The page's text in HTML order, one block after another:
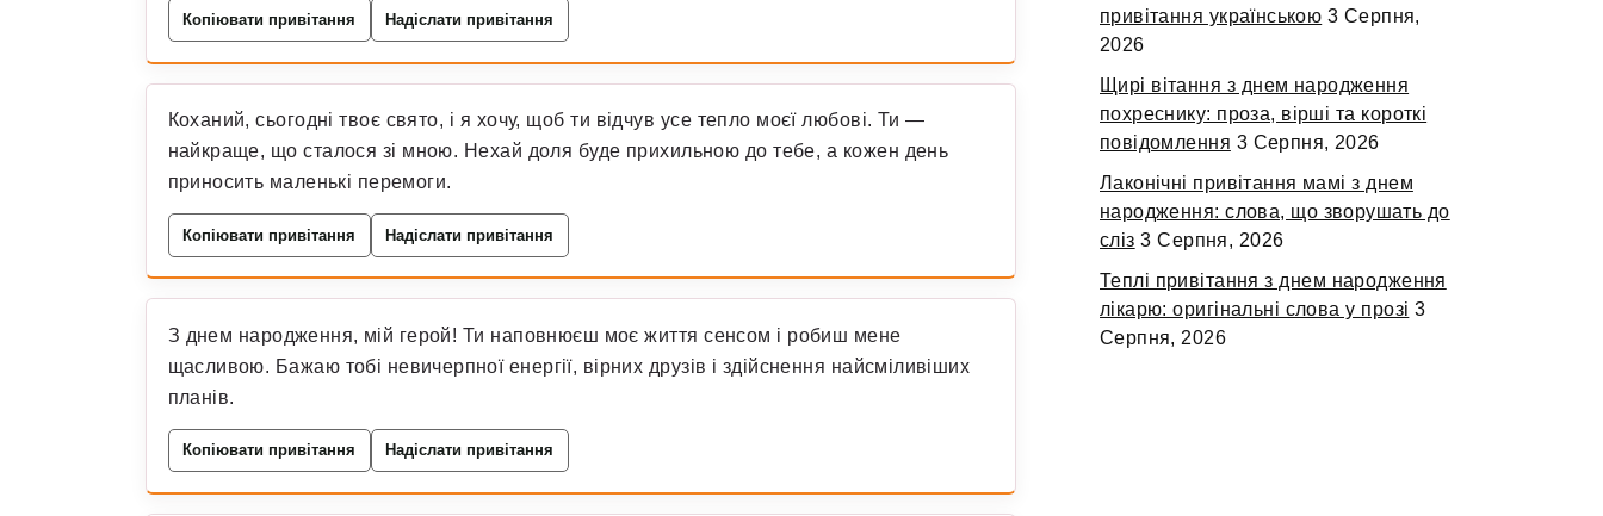
Копіювати привітання Надіслати привітання
Коханий, сьогодні твоє свято, і я хочу, щоб ти відчув усе тепло моєї любові. Ти —
найкраще, що сталося зі мною. Нехай доля буде прихильною до тебе, а кожен день
приносить маленькі перемоги.
Копіювати привітання Надіслати привітання
З днем народження, мій герой! Ти наповнюєш моє життя сенсом і робиш мене
щасливою. Бажаю тобі невичерпної енергії, вірних друзів і здійснення найсміливіших
планів.
Копіювати привітання Надіслати привітання
привітання українською 3 Серпня,
2026
Щирі вітання з днем народження
похреснику: проза, вірші та короткі
повідомлення 3 Серпня, 2026
Лаконічні привітання мамі з днем
народження: слова, що зворушать до
сліз 3 Серпня, 2026
Теплі привітання з днем народження
лікарю: оригінальні слова у прозі 3
Серпня, 2026